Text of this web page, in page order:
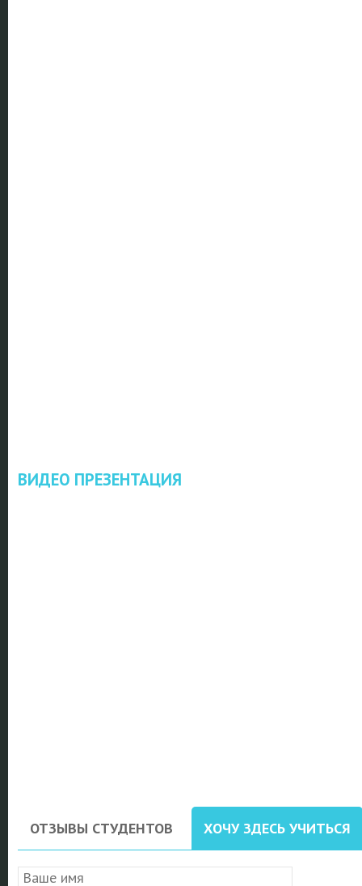
ВИДЕО ПРЕЗЕНТАЦИЯ
ОТЗЫВЫ СТУДЕНТОВ ХОЧУ ЗДЕСЬ УЧИТЬСЯ